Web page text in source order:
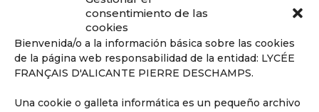
consentimiento de las
cookies
Bienvenida/o a la información básica sobre las cookies
de la página web responsabilidad de la entidad: LYCÉE
FRANÇAIS D'ALICANTE PIERRE DESCHAMPS.
Una cookie o galleta informática es un pequeño archivo